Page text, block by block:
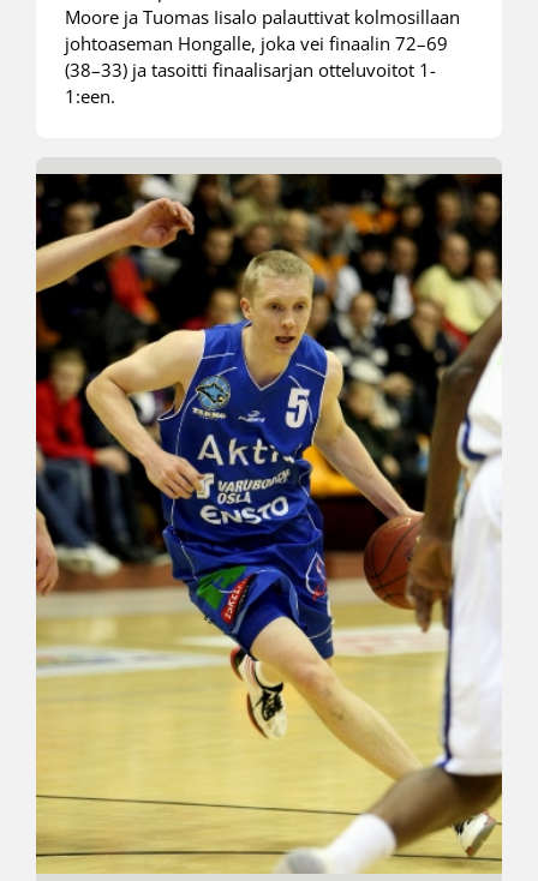
Moore ja Tuomas Iisalo palauttivat kolmosillaan
johtoaseman Hongalle, joka vei finaalin 72–69
(38–33) ja tasoitti finaalisarjan otteluvoitot 1-
1:een.